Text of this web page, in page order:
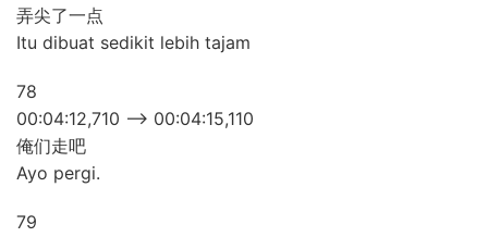
弄尖了一点
Itu dibuat sedikit lebih tajam
78
00:04:12,710 –> 00:04:15,110
俺们走吧
Ayo pergi.
79